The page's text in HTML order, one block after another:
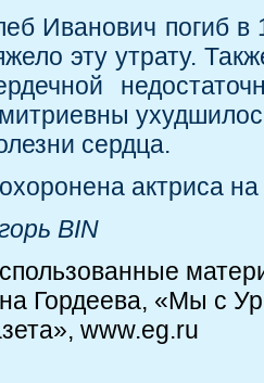
Иванович погиб
эту утрату.
сердца.
актриса
BIN
Гордеева, «Мы с
www.eg.ru